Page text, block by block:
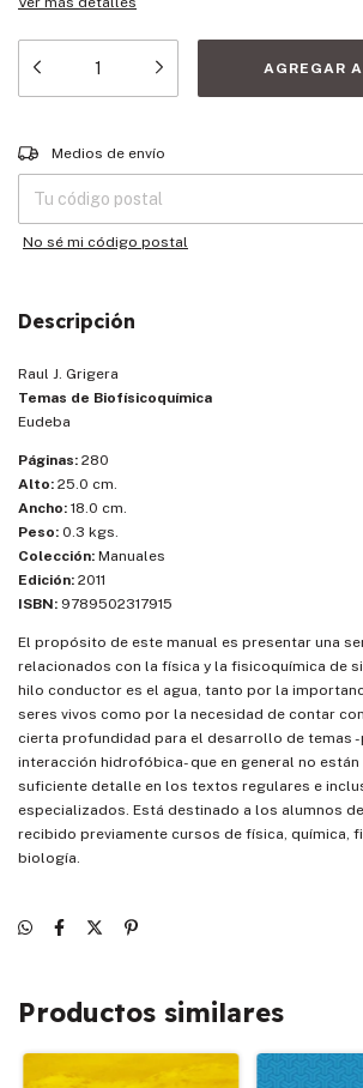
Entregas para el CP:
Medios de envío
No sé mi código postal
Descripción
Raul J. Grigera
Temas de Biofísicoquímica
Eudeba
Páginas: 280
Alto: 25.0 cm.
Ancho: 18.0 cm.
Peso: 0.3 kgs.
Colección: Manuales
Edición: 2011
ISBN: 9789502317915
El propósito de este manual es presentar una
relacionados con la física y la fisicoquímica de
hilo conductor es el agua, tanto por la
seres vivos como por la necesidad de contar
cierta profundidad para el desarrollo de temas
interacción hidrofóbica- que en general no
suficiente detalle en los textos regulares e
especializados. Está destinado a los alumnos
recibido previamente cursos de física, química,
biología.
Productos similares